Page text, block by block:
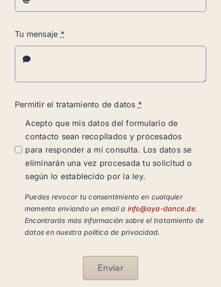
Tu mensaje *
Permitir el tratamiento de datos *
Acepto que mis datos del formulario de
contacto sean recopilados y procesados
para responder a mi consulta. Los datos se
eliminarán una vez procesada tu solicitud o
según lo establecido por la ley.
Puedes revocar tu consentimiento en cualquier
momento enviando un email a info@aya-dance.de.
Encontrarás más información sobre el tratamiento de
datos en nuestra política de privacidad.
Enviar